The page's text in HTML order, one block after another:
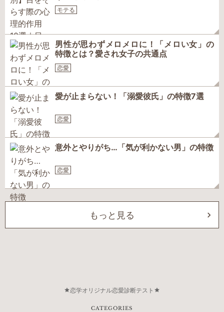
モテる
男性が思わずメロメロに！「メロい女」の
特徴とは？愛され女子の共通点
恋愛
愛が止まらない！「溺愛彼氏」の特徴7選
恋愛
意外とやりがち…「気が利かない男」の特徴
恋愛
もっと見る
恋学オリジナル恋愛診断テスト
CATEGORIES